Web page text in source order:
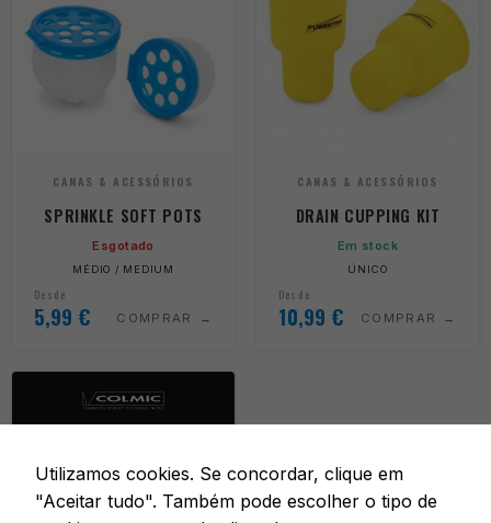
CANAS & ACESSÓRIOS
SPRINKLE SOFT POTS
Esgotado
MÉDIO / MEDIUM
Desde
5,99 € COMPRAR
CANAS & ACESSÓRIOS
DRAIN CUPPING KIT
Em stock
ÚNICO
Desde
10,99 € COMPRAR
Utilizamos cookies. Se concordar, clique em
"Aceitar tudo". Também pode escolher o tipo de